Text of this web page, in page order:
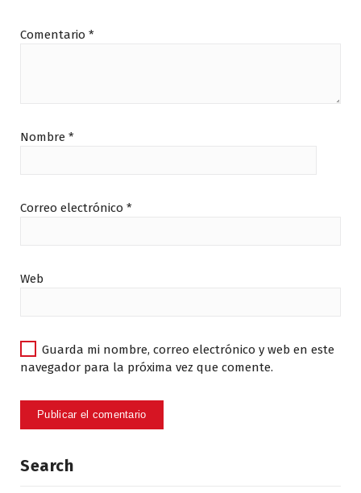
Comentario *
Nombre *
Correo electrónico *
Web
Guarda mi nombre, correo electrónico y web en este
navegador para la próxima vez que comente.
Search